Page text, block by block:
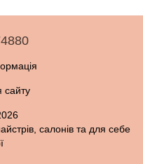
сайту
салонів та для себе